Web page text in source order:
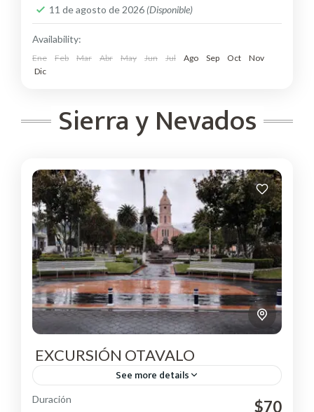
11 de agosto de 2026 (Disponible)
Availability:
Ene Feb Mar Abr May Jun Jul Ago Sep Oct
Nov
Dic
Sierra y Nevados
EXCURSIÓN OTAVALO
See more details
Saldremos desde Quito temprano en la mañana y
Duración $70